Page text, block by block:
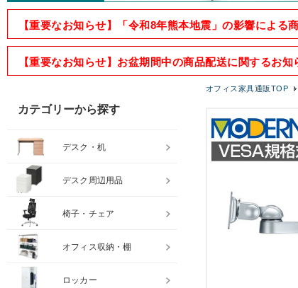
【重要なお知らせ】「令和8年熊本地震」の影響による
【重要なお知らせ】お盆期間中の商品配送に関するお
オフィス家具通販TOP
カテゴリーから探す
デスク・机
デスク周辺用品
椅子・チェア
オフィス収納・棚
ロッカー